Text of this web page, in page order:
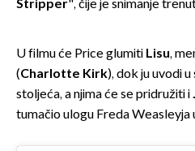
Stripper", čije je snimanje
U filmu će Price glumiti Lisu,
(Charlotte Kirk), dok ju uvodi
stoljeća, a njima će se pridružiti i
tumačio ulogu Freda Weasleyja